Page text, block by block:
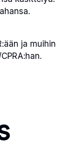
ja muihin